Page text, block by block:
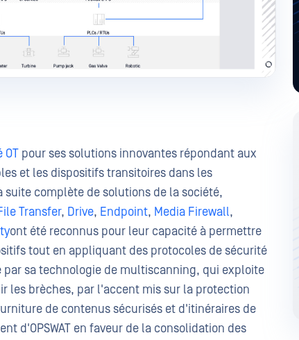
OT pour ses solutions innovantes répondant aux
et les dispositifs transitoires dans les
complète de solutions de la société,
Transfer, Drive, Endpoint, Media Firewall,
ont été reconnus pour leur capacité à permettre
tout en appliquant des protocoles de sécurité
par sa technologie de multiscanning, qui exploite
les brèches, par l'accent mis sur la protection
de contenus sécurisés et d'itinéraires de
d'OPSWAT en faveur de la consolidation des